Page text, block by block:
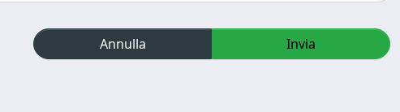
Annulla Invia